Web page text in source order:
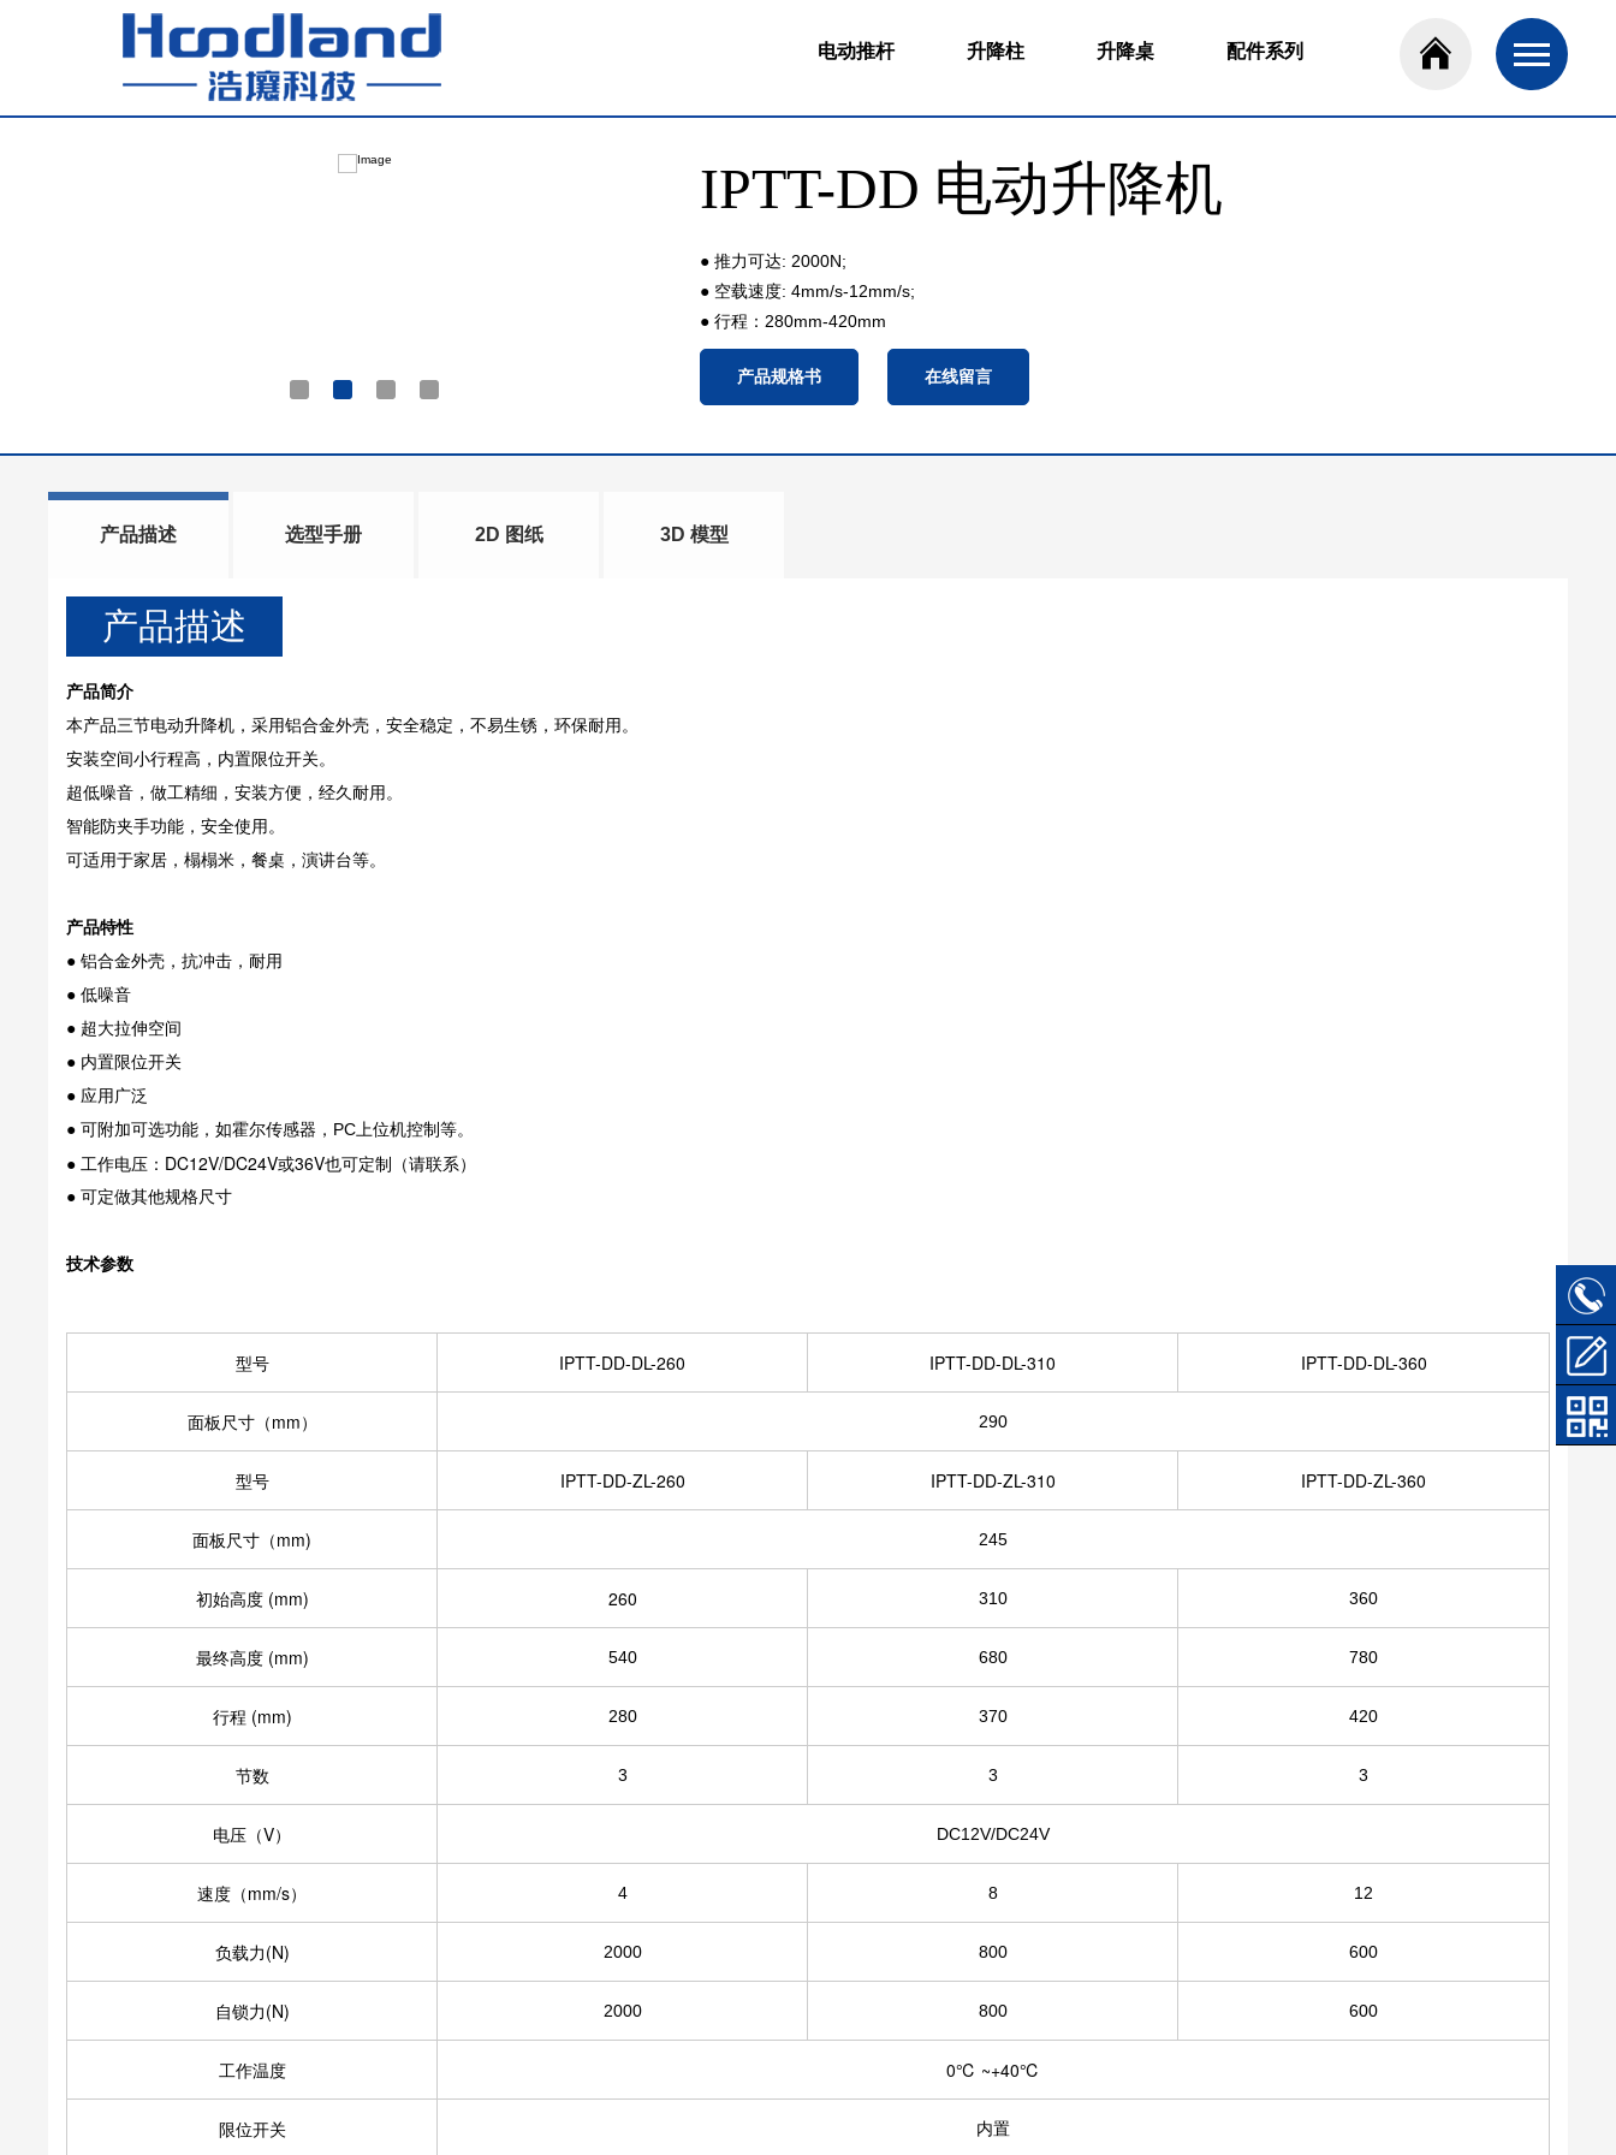
电动推杆 升降柱 升降桌 配件系列
IPTT-DD 电动升降机
● 推力可达: 2000N;
● 空载速度: 4mm/s-12mm/s;
● 行程：280mm-420mm
产品规格书 在线留言
产品描述 选型手册 2D 图纸 3D 模型
产品描述
产品简介
本产品三节电动升降机，采用铝合金外壳，安全稳定，不易生锈，环保耐用。
安装空间小行程高，内置限位开关。
超低噪音，做工精细，安装方便，经久耐用。
智能防夹手功能，安全使用。
可适用于家居，榻榻米，餐桌，演讲台等。
产品特性
● 铝合金外壳，抗冲击，耐用
● 低噪音
● 超大拉伸空间
● 内置限位开关
● 应用广泛
● 可附加可选功能，如霍尔传感器，PC上位机控制等。
● 工作电压： DC12V/DC24V或36V也可定制（请联系）
● 可定做其他规格尺寸
技术参数
型号 IPTT-DD-DL-260 IPTT-DD-DL-310 IPTT-DD-DL-360
面板尺寸（mm） 290
型号 IPTT-DD-ZL-260 IPTT-DD-ZL-310 IPTT-DD-ZL-360
面板尺寸（mm) 245
初始高度 (mm) 260 310 360
最终高度 (mm) 540 680 780
行程 (mm) 280 370 420
节数 3 3 3
电压（V） DC12V/DC24V
速度（mm/s） 4 8 12
负载力(N) 2000 800 600
自锁力(N) 2000 800 600
工作温度 0℃ ~+40℃
限位开关 内置